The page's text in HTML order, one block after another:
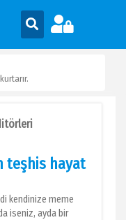
teşhis hayat
kendinize meme
iseniz, ayda bir